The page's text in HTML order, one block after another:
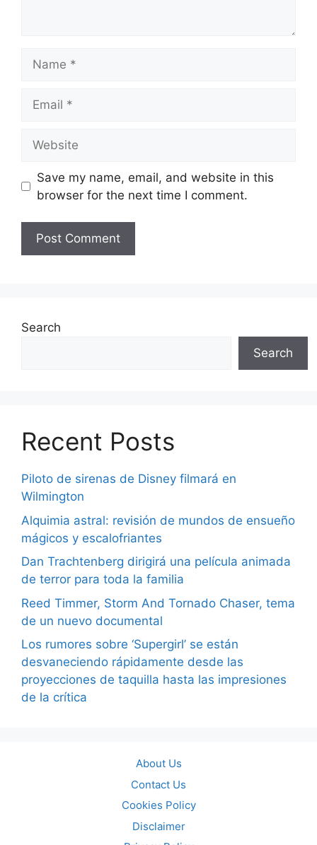
Save my name, email, and website in this
browser for the next time I comment.
Search
Search
Recent Posts
Piloto de sirenas de Disney filmará en
Wilmington
Alquimia astral: revisión de mundos de ensueño
mágicos y escalofriantes
Dan Trachtenberg dirigirá una película animada
de terror para toda la familia
Reed Timmer, Storm And Tornado Chaser, tema
de un nuevo documental
Los rumores sobre ‘Supergirl’ se están
desvaneciendo rápidamente desde las
proyecciones de taquilla hasta las impresiones
de la crítica
About Us
Contact Us
Cookies Policy
Disclaimer